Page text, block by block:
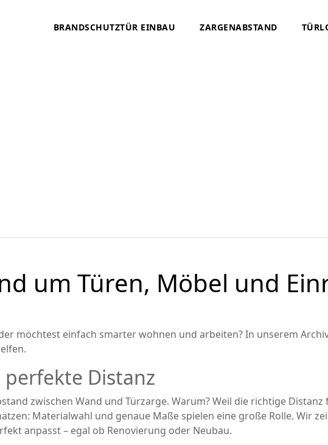
BRANDSCHUTZTÜR EINBAU ZARGENABSTAND
um Türen, Möbel und
möchtest einfach smarter wohnen und arbeiten? In unserem
Distanz
zwischen Wand und Türzarge. Warum? Weil die richtige
Materialwahl und genaue Maße spielen eine große Rolle. Wir
anpasst – egal ob Renovierung oder Neubau.